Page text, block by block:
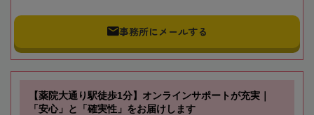
事務所にメールする
【薬院大通り駅徒歩1分】オンラインサポートが充実｜
「安心」と「確実性」をお届けします